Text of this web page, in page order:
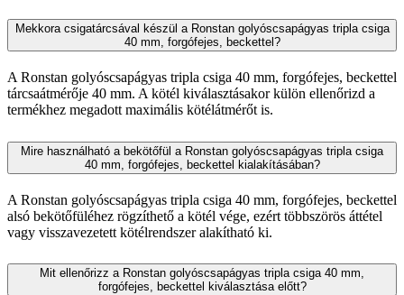
Mekkora csigatárcsával készül a Ronstan golyóscsapágyas tripla csiga
40 mm, forgófejes, beckettel?
A Ronstan golyóscsapágyas tripla csiga 40 mm, forgófejes, beckettel
tárcsaátmérője 40 mm. A kötél kiválasztásakor külön ellenőrizd a
termékhez megadott maximális kötélátmérőt is.
Mire használható a bekötőfül a Ronstan golyóscsapágyas tripla csiga
40 mm, forgófejes, beckettel kialakításában?
A Ronstan golyóscsapágyas tripla csiga 40 mm, forgófejes, beckettel
alsó bekötőfüléhez rögzíthető a kötél vége, ezért többszörös áttétel
vagy visszavezetett kötélrendszer alakítható ki.
Mit ellenőrizz a Ronstan golyóscsapágyas tripla csiga 40 mm,
forgófejes, beckettel kiválasztása előtt?